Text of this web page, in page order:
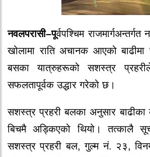
नवलपरासी–पूर्वपश्चिम
खोलामा राति अचानक आएको
बसका यात्रुहरूको सशस्त्र
सफलतापूर्वक उद्धार गरेको छ।
सशस्त्र प्रहरी बलका अनुसार
बिचमै अड्किएको थियो। तत्कालै
सशस्त्र प्रहरी बल, गुल्म नं. २३,